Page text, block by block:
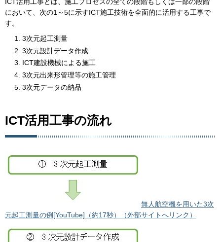
において、次の1～5に示すICT施工技術を全面的に活用する工事で
す。
3次元起工測量
3次元設計データ作成
ICT建設機械による施工
3次元出来形管理等の施工管理
3次元データの納品
ICT活用工事の流れ
無人航空機を用いた3次
元起工測量の例[YouTube]（約17秒）（外部サイトへリンク）